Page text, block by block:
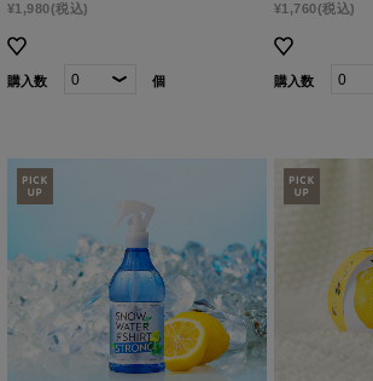
¥1,980(税込)
購入数 個
¥1,760(税込)
購入数